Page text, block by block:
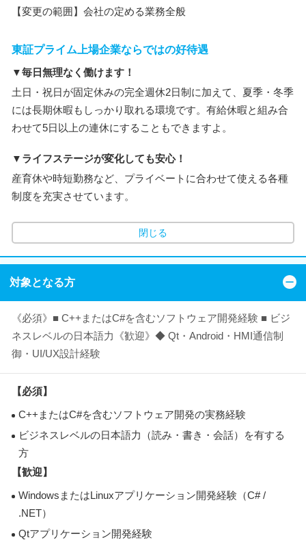
【変更の範囲】会社の定める業務全般
東証プライム上場企業ならではの好待遇
▼毎日無理なく働けます！
土日・祝日が固定休みの完全週休2日制に加えて、夏季・冬季
には長期休暇もしっかり取れる環境です。有給休暇と組み合
わせて5日以上の連休にすることもできますよ。
▼ライフステージが変化しても安心！
産育休や時短勤務など、プライベートに合わせて使える各種
制度を充実させています。
閉じる
対象となる方
《必須》■ C++またはC#を含むソフトウェア開発経験 ■ ビジ
ネスレベルの日本語力《歓迎》◆ Qt・Android・HMI通信制
御・UI/UX設計経験
【必須】
C++またはC#を含むソフトウェア開発の実務経験
ビジネスレベルの日本語力（読み・書き・会話）を有する
方
【歓迎】
WindowsまたはLinuxアプリケーション開発経験（C# /
.NET）
Qtアプリケーション開発経験